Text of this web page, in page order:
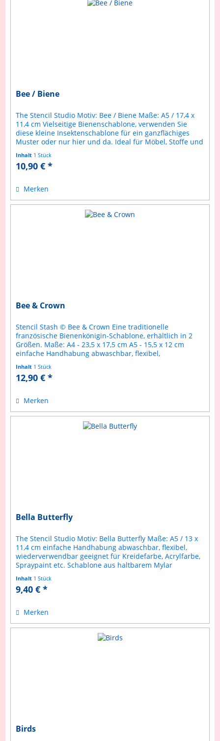
Bee / Biene
The Stencil Studio Motiv: Bee / Biene Maße: A5 / 17,4 x
11,4 cm Vielseitige Bienenschablone, verwenden Sie
diese kleine Insektenschablone für ein ganzflächiges
Muster oder nur hier und da. Ideal für Möbel, Stoffe und
Inhalt 1 Stück
10,90 € *
Merken
Bee & Crown
Stencil Stash © Bee & Crown Eine traditionelle
französische Bienenkönigin-Schablone, erhältlich in 2
Größen. Maße: A4 - 23,5 x 17,5 cm A5 - 15,5 x 12 cm
einfache Handhabung abwaschbar, flexibel,
Inhalt 1 Stück
12,90 € *
Merken
Bella Butterfly
The Stencil Studio Motiv: Bella Butterfly Maße: A5 / 13 x
11,4 cm einfache Handhabung abwaschbar, flexibel,
wiederverwendbar geeignet für Kreidefarbe, Acrylfarbe,
Spraypaint etc. Schablone aus haltbarem Mylar
Inhalt 1 Stück
9,40 € *
Merken
Birds